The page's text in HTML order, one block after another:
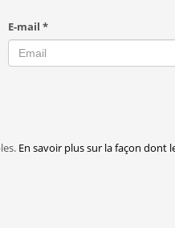
E-mail*
En savoir plus sur la façon dont